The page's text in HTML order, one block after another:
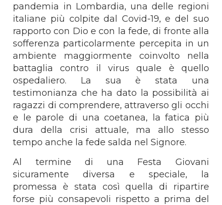
pandemia in Lombardia, una delle regioni
italiane più colpite dal Covid-19, e del suo
rapporto con Dio e con la fede, di fronte alla
sofferenza particolarmente percepita in un
ambiente maggiormente coinvolto nella
battaglia contro il virus quale è quello
ospedaliero. La sua è stata una
testimonianza che ha dato la possibilità ai
ragazzi di comprendere, attraverso gli occhi
e le parole di una coetanea, la fatica più
dura della crisi attuale, ma allo stesso
tempo anche la fede salda nel Signore.
Al termine di una Festa Giovani
sicuramente diversa e speciale, la
promessa è stata così quella di ripartire
forse più consapevoli rispetto a prima del